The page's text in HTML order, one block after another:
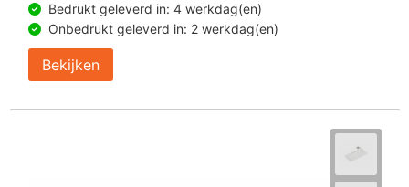
Bedrukt geleverd in: 4 werkdag(en)
Onbedrukt geleverd in: 2 werkdag(en)
Bekijken